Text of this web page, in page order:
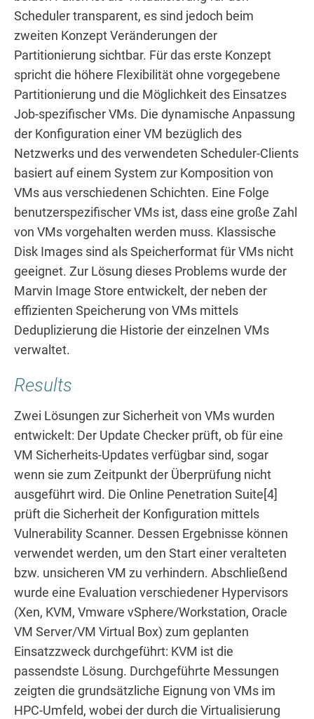
Scheduler transparent, es sind jedoch beim
zweiten Konzept Veränderungen der
Partitionierung sichtbar. Für das erste Konzept
spricht die höhere Flexibilität ohne vorgegebene
Partitionierung und die Möglichkeit des Einsatzes
Job-spezifischer VMs. Die dynamische Anpassung
der Konfiguration einer VM bezüglich des
Netzwerks und des verwendeten Scheduler-Clients
basiert auf einem System zur Komposition von
VMs aus verschiedenen Schichten. Eine Folge
benutzerspezifischer VMs ist, dass eine große Zahl
von VMs vorgehalten werden muss. Klassische
Disk Images sind als Speicherformat für VMs nicht
geeignet. Zur Lösung dieses Problems wurde der
Marvin Image Store entwickelt, der neben der
effizienten Speicherung von VMs mittels
Deduplizierung die Historie der einzelnen VMs
verwaltet.
Results
Zwei Lösungen zur Sicherheit von VMs wurden
entwickelt: Der Update Checker prüft, ob für eine
VM Sicherheits-Updates verfügbar sind, sogar
wenn sie zum Zeitpunkt der Überprüfung nicht
ausgeführt wird. Die Online Penetration Suite[4]
prüft die Sicherheit der Konfiguration mittels
Vulnerability Scanner. Dessen Ergebnisse können
verwendet werden, um den Start einer veralteten
bzw. unsicheren VM zu verhindern. Abschließend
wurde eine Evaluation verschiedener Hypervisors
(Xen, KVM, Vmware vSphere/Workstation, Oracle
VM Server/VM Virtual Box) zum geplanten
Einsatzzweck durchgeführt: KVM ist die
passendste Lösung. Durchgeführte Messungen
zeigten die grundsätzliche Eignung von VMs im
HPC-Umfeld, wobei der durch die Virtualisierung